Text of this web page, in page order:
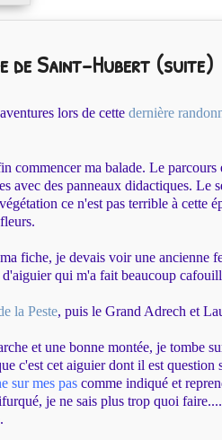
de Saint-Hubert (suite)
lors de cette dernière
commencer ma balade. Le parcours
avec des panneaux didactiques. Le
ce n'est pas terrible à cette
fiche, je devais voir une ancienne
qui m'a fait beaucoup
la Peste, puis le Grand Adrech et
et une bonne montée, je tombe
c'est cet aiguier dont il est question
sur mes pas comme indiqué et
je ne sais plus trop quoi